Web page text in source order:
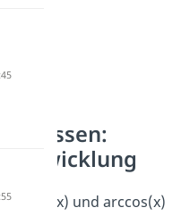
arcsin(x) und arccos(x)